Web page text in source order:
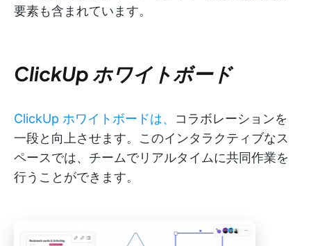
要素も含まれています。
ClickUp ホワイトボード
ClickUp ホワイトボードは、 コラボレーションを
一段と向上させます。このインタラクティブなス
ペースでは、チームでリアルタイムに共同作業を
行うことができます。